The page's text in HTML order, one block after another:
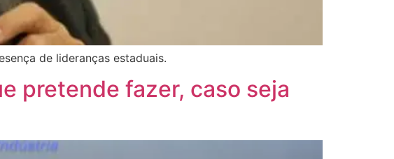
de lideranças estaduais.
pretende fazer, caso seja